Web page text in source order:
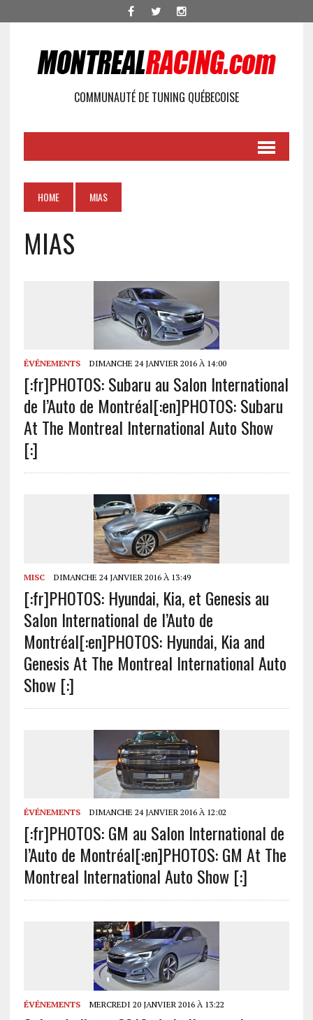
COMMUNAUTÉ DE TUNING QUÉBECOISE
HOME MIAS
MIAS
ÉVÉNEMENTS DIMANCHE 24 JANVIER 2016 À 14:00
[:fr]PHOTOS: Subaru au Salon International
de l’Auto de Montréal[:en]PHOTOS: Subaru
At The Montreal International Auto Show
[:]
MISC DIMANCHE 24 JANVIER 2016 À 13:49
[:fr]PHOTOS: Hyundai, Kia, et Genesis au
Salon International de l’Auto de
Montréal[:en]PHOTOS: Hyundai, Kia and
Genesis At The Montreal International Auto
Show [:]
ÉVÉNEMENTS DIMANCHE 24 JANVIER 2016 À 12:02
[:fr]PHOTOS: GM au Salon International de
l’Auto de Montréal[:en]PHOTOS: GM At The
Montreal International Auto Show [:]
ÉVÉNEMENTS MERCREDI 20 JANVIER 2016 À 13:22